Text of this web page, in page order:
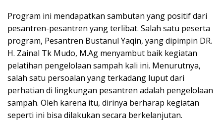
Program ini mendapatkan sambutan yang positif dari
pesantren-pesantren yang terlibat. Salah satu peserta
program, Pesantren Bustanul Yaqin, yang dipimpin DR.
H. Zainal Tk Mudo, M.Ag menyambut baik kegiatan
pelatihan pengelolaan sampah kali ini. Menurutnya,
salah satu persoalan yang terkadang luput dari
perhatian di lingkungan pesantren adalah pengelolaan
sampah. Oleh karena itu, dirinya berharap kegiatan
seperti ini bisa dilakukan secara berkelanjutan.